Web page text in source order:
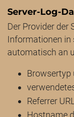
Server-Log-
Der Provider der
Informationen in
automatisch an
Browsertyp
Referrer URL
Hostname